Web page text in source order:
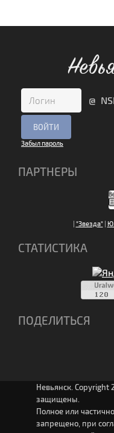
@
Забыл пароль
ПАРТНЕРЫ
| "Звезда"|
СТАТИСТИКА
ПОДЕЛИТЬСЯ
Невьянск. Copyright
защищены.
Полное или
запрещено, при